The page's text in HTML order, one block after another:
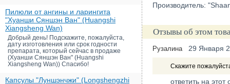
Пилюли от ангины и ларингита
"Хуанши Сяншэн Ван" (Huangshi
Xiangsheng Wan)
Добрый день! Подскажите, пожалуйста,
дату изготовления или срок годности
препарата, который сейчас в продаже
(Хуанши Сяншэн Ван" (Huangshi
Xiangsheng Wan)) Спасибо!
Капсулы "Луншэнчжи" (Longshengzhi
Производитель:
Отзывы об этом
Рузалина 29 Января
Скажите
ответить на этот